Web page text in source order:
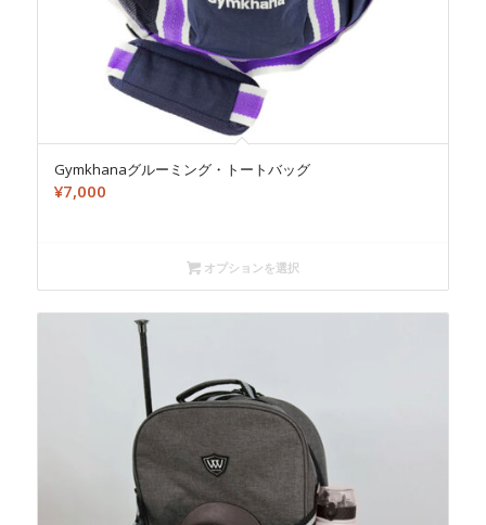
Gymkhanaグルーミング・トートバッグ
¥7,000
オプションを選択